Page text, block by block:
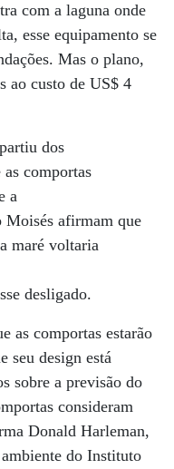
com a laguna onde
esse equipamento se
Mas o plano,
ao custo de US$ 4
dos
comportas
a
Moisés afirmam que
maré voltaria
desligado.
as comportas estarão
seu design está
sobre a previsão do
consideram
Donald Harleman,
do Instituto